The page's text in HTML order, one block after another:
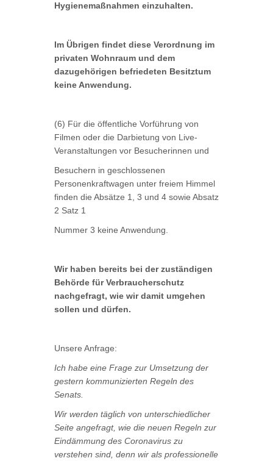
Hygienemaßnahmen einzuhalten.
Im Übrigen findet diese Verordnung im
privaten Wohnraum und dem
dazugehörigen befriedeten Besitztum
keine Anwendung.
(6) Für die öffentliche Vorführung von
Filmen oder die Darbietung von Live-
Veranstaltungen vor Besucherinnen und
Besuchern in geschlossenen
Personenkraftwagen unter freiem Himmel
finden die Absätze 1, 3 und 4 sowie Absatz
2 Satz 1
Nummer 3 keine Anwendung.
Wir haben bereits bei der zuständigen
Behörde für Verbraucherschutz
nachgefragt, wie wir damit umgehen
sollen und dürfen.
Unsere Anfrage:
Ich habe eine Frage zur Umsetzung der
gestern kommunizierten Regeln des
Senats.
Wir werden täglich von unterschiedlicher
Seite angefragt, wie die neuen Regeln zur
Eindämmung des Coronavirus zu
verstehen sind, denn wir als professionelle